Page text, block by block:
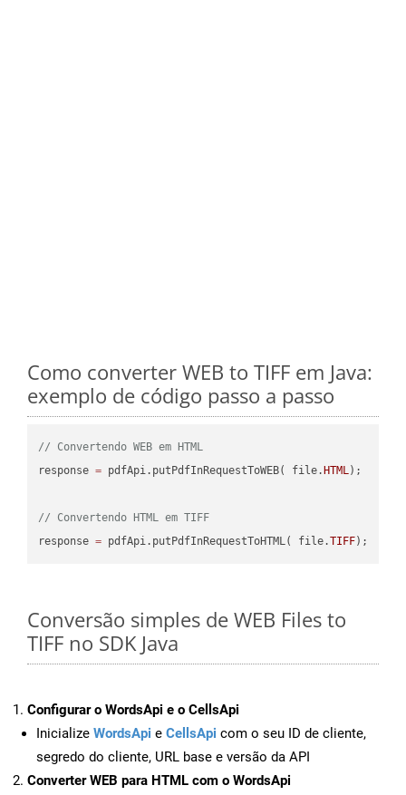
Como converter WEB to TIFF em Java:
exemplo de código passo a passo
// Convertendo WEB em HTML
response = pdfApi.putPdfInRequestToWEB( file. HTML);
// Convertendo HTML em TIFF
response = pdfApi.putPdfInRequestToHTML( file.TIFF
Conversão simples de WEB Files to
TIFF no SDK Java
Configurar o WordsApi e o CellsApi
Inicialize WordsApi e CellsApi com o seu ID de cliente,
segredo do cliente, URL base e versão da API
Converter WEB para HTML com o WordsApi